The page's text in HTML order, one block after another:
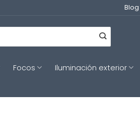
Blog
Focos
Iluminación exterior